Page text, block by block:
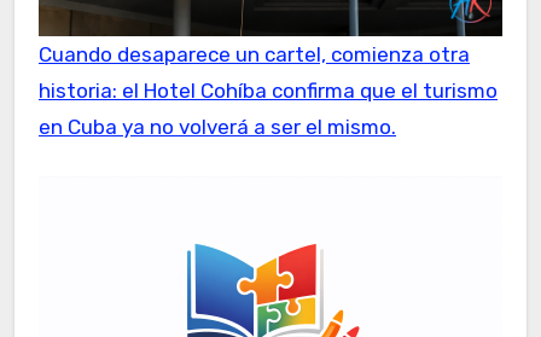
Cuando desaparece un cartel, comienza otra
historia: el Hotel Cohíba confirma que el turismo
en Cuba ya no volverá a ser el mismo.